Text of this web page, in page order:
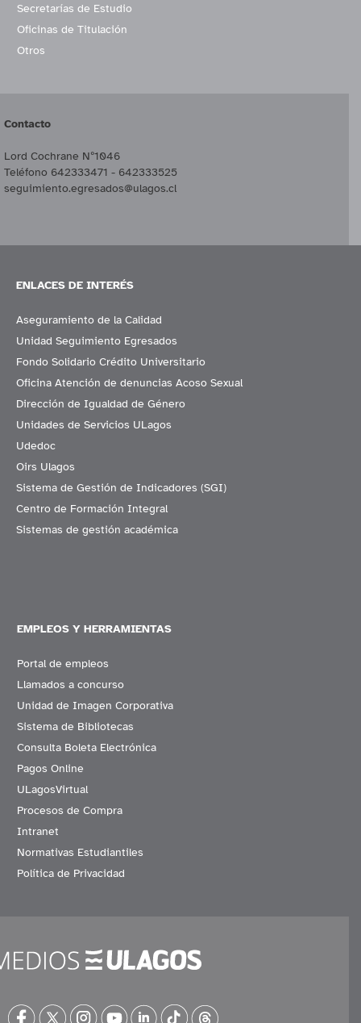
Secretarías de Estudio
Oficinas de Titulación
Otros
Contacto
Lord Cochrane Nº1046
Teléfono 642333471 - 642333525
seguimiento.egresados@ulagos.cl
ENLACES DE INTERÉS
Aseguramiento de la Calidad
Unidad Seguimiento Egresados
Fondo Solidario Crédito Universitario
Oficina Atención de denuncias Acoso Sexual
Dirección de Igualdad de Género
Unidades de Servicios ULagos
Udedoc
Oirs Ulagos
Sistema de Gestión de Indicadores (SGI)
Centro de Formación Integral
Sistemas de gestión académica
EMPLEOS Y HERRAMIENTAS
Portal de empleos
Llamados a concurso
Unidad de Imagen Corporativa
Sistema de Bibliotecas
Consulta Boleta Electrónica
Pagos Online
ULagosVirtual
Procesos de Compra
Intranet
Normativas Estudiantiles
Política de Privacidad